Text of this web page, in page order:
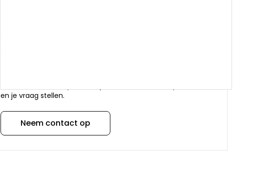
en je vraag stellen.
Neem contact op